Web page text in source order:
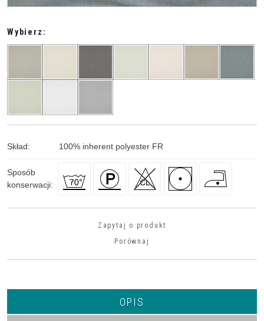
Wybierz:
Skład: 100% inherent polyester FR
Sposób
konserwacji:
Zapytaj o produkt
Porównaj
OPIS